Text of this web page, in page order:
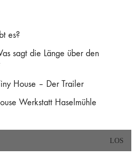
es?
sagt die Länge über den
House – Der Trailer
Werkstatt Haselmühle